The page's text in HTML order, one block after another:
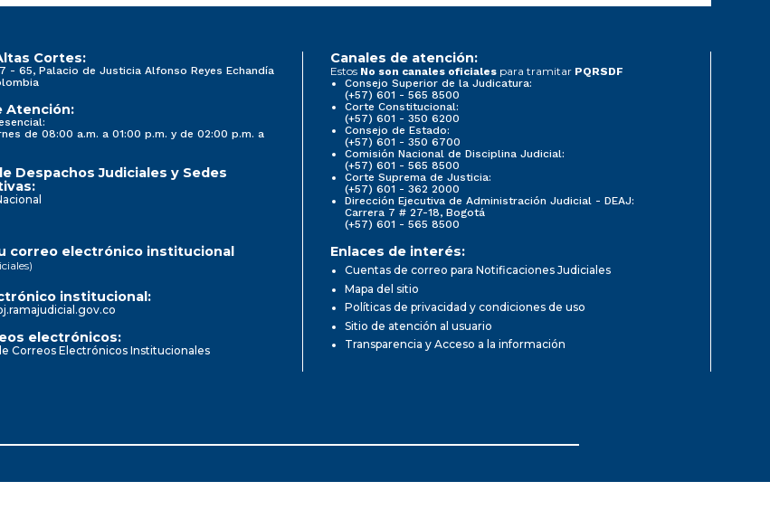
Cortes:
- 65, Palacio de Justicia Alfonso Reyes Echandía
Atención:
de 08:00 a.m. a 01:00 p.m. y de 02:00 p.m. a
Despachos Judiciales y Sedes
Canales de atención:
Estos No son canales oficiales para tramitar PQRSDF
Consejo Superior de la Judicatura:
(+57) 601 - 565 8500
Corte Constitucional:
(+57) 601 - 350 6200
Consejo de Estado:
(+57) 601 - 350 6700
Comisión Nacional de Disciplina Judicial:
(+57) 601 - 565 8500
Corte Suprema de Justicia:
(+57) 601 - 362 2000
Dirección Ejecutiva de Administración Judicial - DEAJ:
Carrera 7 # 27-18, Bogotá
(+57) 601 - 565 8500
correo electrónico institucional
institucional:
electrónicos:
Correos Electrónicos Institucionales
Enlaces de interés:
Cuentas de correo para Notificaciones Judiciales
Mapa del sitio
Políticas de privacidad y condiciones de uso
Sitio de atención al usuario
Transparencia y Acceso a la información